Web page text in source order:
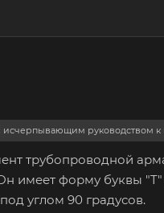
руководством к
трубопроводной
имеет форму буквы "T"
углом 90 градусов.